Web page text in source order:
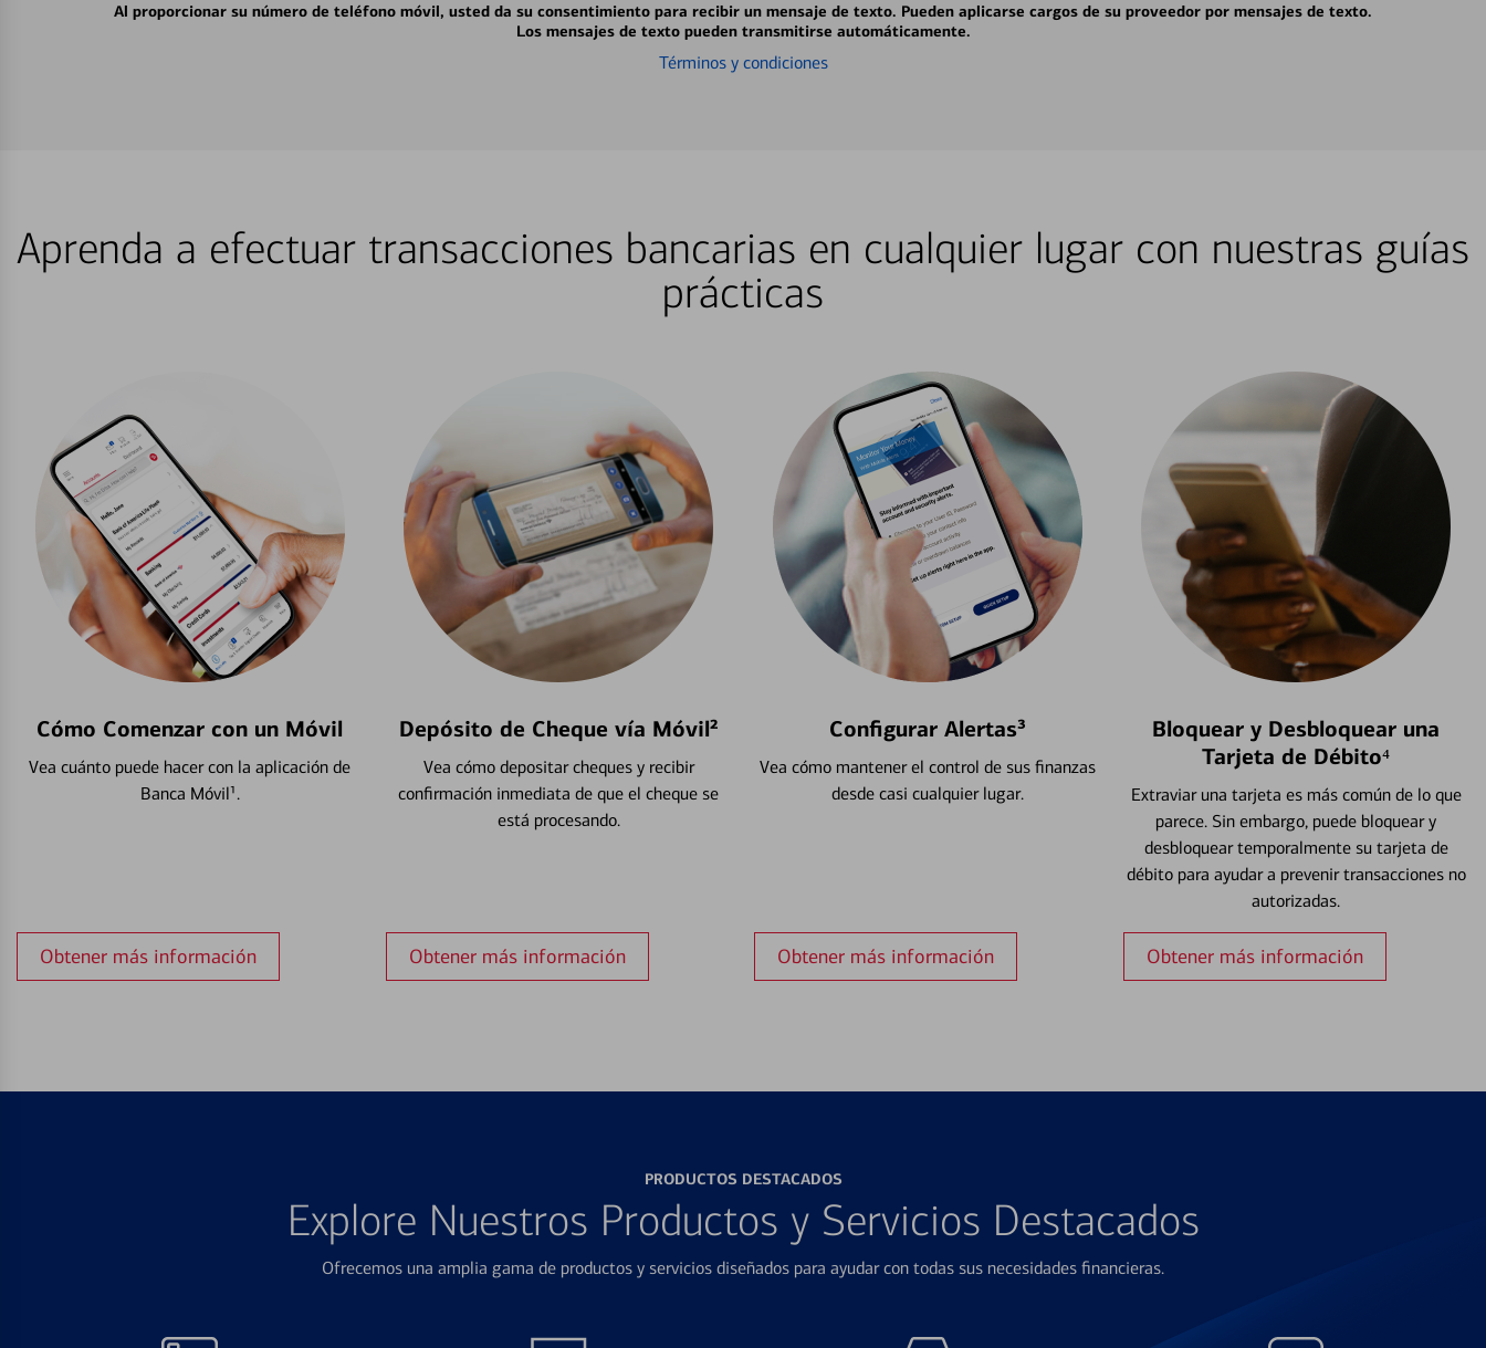
Al proporcionar su número de teléfono móvil, usted da su consentimiento para recibir un mensaje de texto. Pueden aplicarse cargos de su proveedor por mensajes de texto.
Los mensajes de texto pueden transmitirse automáticamente.
Términos y condiciones
Aprenda a efectuar transacciones bancarias en cualquier lugar con nuestras guías
prácticas
Cómo Comenzar con un Móvil
Vea cuánto puede hacer con la aplicación de
Banca Móvil¹.
Obtener más información
Depósito de Cheque vía Móvil²
Vea cómo depositar cheques y recibir
confirmación inmediata de que el cheque se
está procesando.
Obtener más información
Configurar Alertas³
Vea cómo mantener el control de sus finanzas
desde casi cualquier lugar.
Obtener más información
Bloquear y Desbloquear una
Tarjeta de Débito⁴
Extraviar una tarjeta es más común de lo que
parece. Sin embargo, puede bloquear y
desbloquear temporalmente su tarjeta de
débito para ayudar a prevenir transacciones no
autorizadas.
Obtener más información
PRODUCTOS DESTACADOS
Explore Nuestros Productos y Servicios Destacados
Ofrecemos una amplia gama de productos y servicios diseñados para ayudar con todas sus necesidades financieras.